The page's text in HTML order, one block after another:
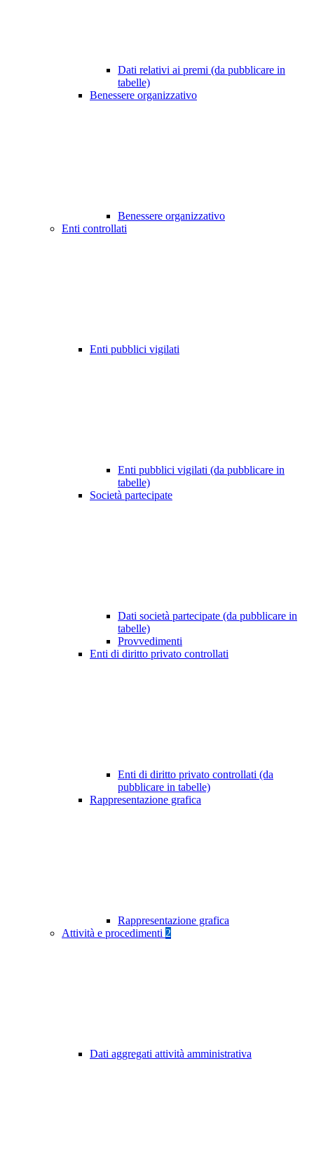
Dati relativi ai premi (da pubblicare in
tabelle)
Benessere organizzativo
Benessere organizzativo
Enti controllati
Enti pubblici vigilati
Enti pubblici vigilati (da pubblicare in
tabelle)
Società partecipate
Dati società partecipate (da pubblicare in
tabelle)
Provvedimenti
Enti di diritto privato controllati
Enti di diritto privato controllati (da
pubblicare in tabelle)
Rappresentazione grafica
Rappresentazione grafica
Attività e procedimenti 2
Dati aggregati attività amministrativa